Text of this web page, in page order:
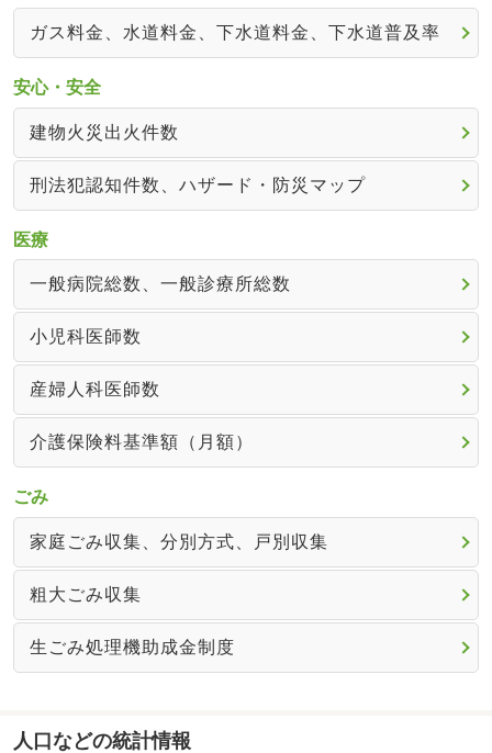
ガス料金、水道料金、下水道料金、下水道普及率
安心・安全
建物火災出火件数
刑法犯認知件数、ハザード・防災マップ
医療
一般病院総数、一般診療所総数
小児科医師数
産婦人科医師数
介護保険料基準額（月額）
ごみ
家庭ごみ収集、分別方式、戸別収集
粗大ごみ収集
生ごみ処理機助成金制度
人口などの統計情報